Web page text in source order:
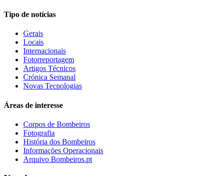
Tipo de notícias
Gerais
Locais
Internacionais
Fotorreportagem
Artigos Técnicos
Crónica Semanal
Novas Tecnologias
Áreas de interesse
Corpos de Bombeiros
Fotografia
História dos Bombeiros
Informações Operacionais
Arquivo Bombeiros.pt